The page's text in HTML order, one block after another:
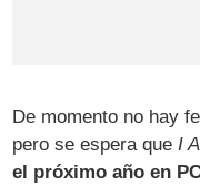
De momento no hay
pero se espera queI
el próximo año en